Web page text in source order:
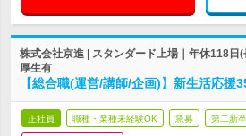
株式会社京進 | スタンダード上場｜年休118日
厚生有
【総合職(運営/講師/企画)】新生活応
正社員 職種・業種未経験OK 急募 第二新